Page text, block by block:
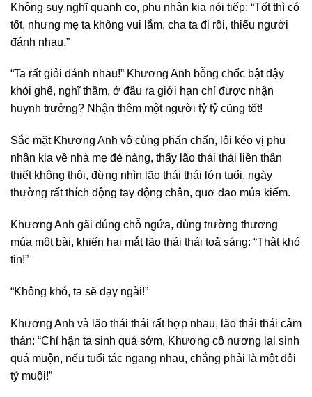
Không suy nghĩ quanh co, phu nhân kia nói tiếp: “Tốt thì có
tốt, nhưng mẹ ta không vui lắm, cha ta đi rồi, thiếu người
đánh nhau.”
“Ta rất giỏi đánh nhau!” Khương Anh bỗng chốc bật dậy
khỏi ghế, nghĩ thầm, ở đâu ra giới hạn chỉ được nhận
huynh trưởng? Nhận thêm một người tỷ tỷ cũng tốt!
Sắc mặt Khương Anh vô cùng phấn chấn, lôi kéo vị phu
nhân kia về nhà mẹ đẻ nàng, thấy lão thái thái liền thân
thiết không thôi, đừng nhìn lão thái thái lớn tuổi, ngày
thường rất thích động tay động chân, quơ đao múa kiếm.
Khương Anh gãi đúng chỗ ngứa, dùng trường thương
múa một bài, khiến hai mắt lão thái thái toả sáng: “Thật khó
tin!”
“Không khó, ta sẽ dạy ngài!”
Khương Anh và lão thái thái rất hợp nhau, lão thái thái cảm
thán: “Chỉ hận ta sinh quá sớm, Khương cô nương lại sinh
quá muộn, nếu tuổi tác ngang nhau, chẳng phải là một đôi
tỷ muội!”